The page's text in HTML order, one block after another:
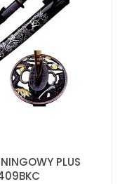
PLUS